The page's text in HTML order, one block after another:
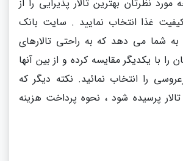
نظرتان بهترین تالار پذیرایی را از
غذا انتخاب نمایید . سایت بانک
به شما می دهد که به راحتی تالارهای
را با یکدیگر مقایسه کرده و از بین آنها
را انتخاب نمائید. نکته دیگر که
تالار پرسیده شود ، نحوه پرداخت هزینه